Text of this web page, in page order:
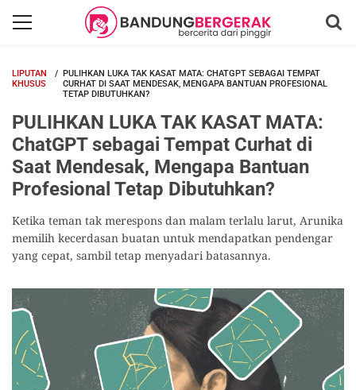
LIPUTAN
KHUSUS
PULIHKAN LUKA TAK KASAT MATA: CHATGPT SEBAGAI TEMPAT
CURHAT DI SAAT MENDESAK, MENGAPA BANTUAN PROFESIONAL
TETAP DIBUTUHKAN?
PULIHKAN LUKA TAK KASAT MATA:
ChatGPT sebagai Tempat Curhat di
Saat Mendesak, Mengapa Bantuan
Profesional Tetap Dibutuhkan?
Ketika teman tak merespons dan malam terlalu larut, Arunika
memilih kecerdasan buatan untuk mendapatkan pendengar
yang cepat, sambil tetap menyadari batasannya.